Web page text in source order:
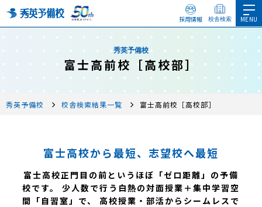
採用情報 校舎検索
秀英予備校
富士高前校［高校部］
秀英予備校 校舎検索結果一覧 富士高前校［高校部］
富士高校から最短、志望校へ最短
富士高校正門目の前というほぼ「ゼロ距離」の予備
校です。 少人数で行う白熱の対面授業＋集中学習空
間「自習室」で、 高校授業・部活からシームレスで